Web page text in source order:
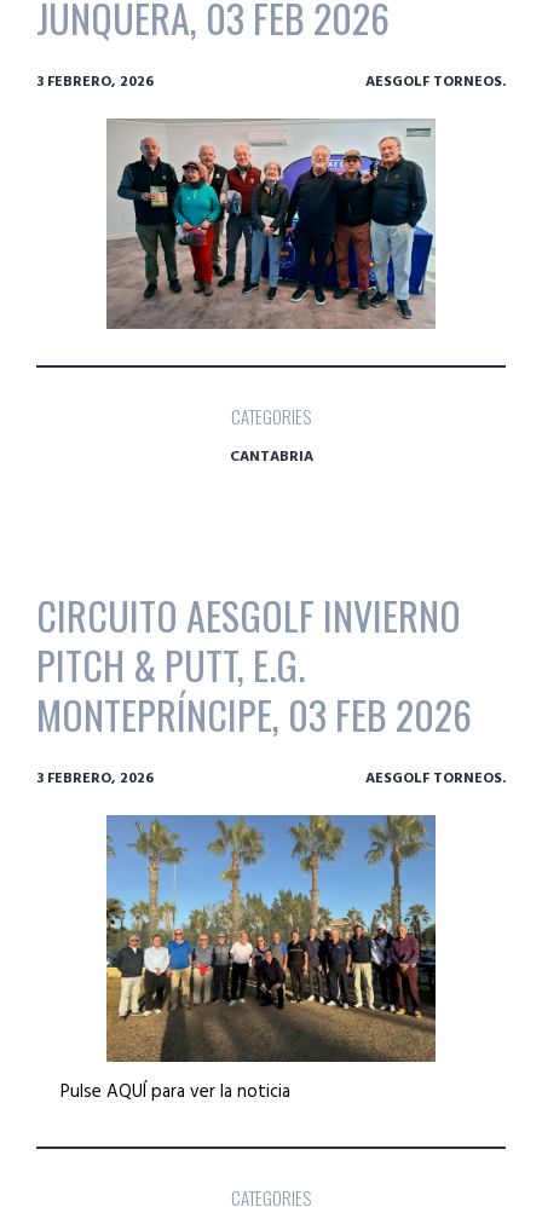
JUNQUERA, 03 FEB 2026
3 FEBRERO, 2026 AESGOLF TORNEOS.
CATEGORIES
CANTABRIA
CIRCUITO AESGOLF INVIERNO
PITCH & PUTT, E.G.
MONTEPRÍNCIPE, 03 FEB 2026
3 FEBRERO, 2026 AESGOLF TORNEOS.
Pulse AQUÍ para ver la noticia
CATEGORIES